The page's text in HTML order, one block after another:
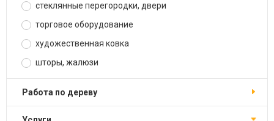
стеклянные перегородки, двери
торговое оборудование
художественная ковка
шторы, жалюзи
работа по дереву